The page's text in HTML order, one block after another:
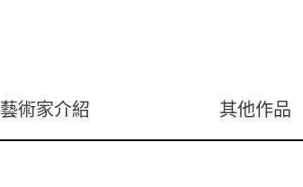
藝術家介紹 其他作品